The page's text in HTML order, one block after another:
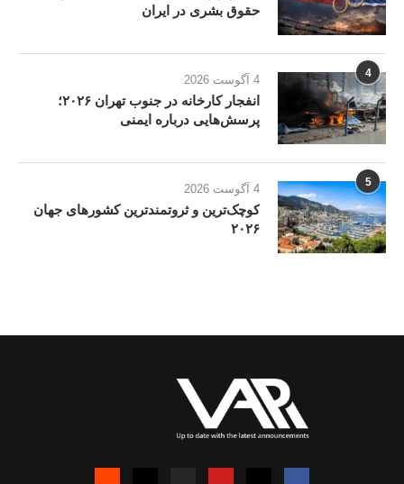
حقوق بشری در ایران
4 4 آگوست 2026
انفجار کارخانه در جنوب تهران ۲۰۲۶؛
پرسش‌هایی درباره ایمنی
5 4 آگوست 2026
کوچک‌ترین و ثروتمندترین کشورهای جهان
۲۰۲۶